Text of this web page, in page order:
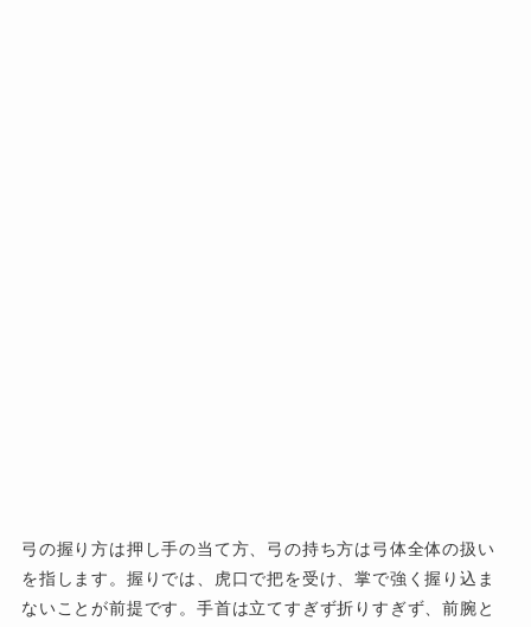
弓の握り方は押し手の当て方、弓の持ち方は弓体全体の扱い
を指します。握りでは、虎口で把を受け、掌で強く握り込ま
ないことが前提です。手首は立てすぎず折りすぎず、前腕と